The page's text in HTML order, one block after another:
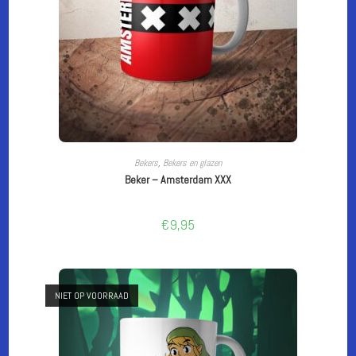
CUSTOMIZE
Bekers, Bekers en glazen
Beker – Amsterdam XXX
€9,95
NIET OP VOORRAAD